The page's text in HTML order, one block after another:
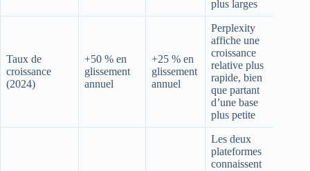
plus larges
Taux de
croissance
(2024)
+50 % en
glissement
annuel
+25 % en
glissement
annuel
Perplexity
affiche une
croissance
relative plus
rapide, bien
que partant
d’une base
plus petite
Les deux
plateformes
connaissent